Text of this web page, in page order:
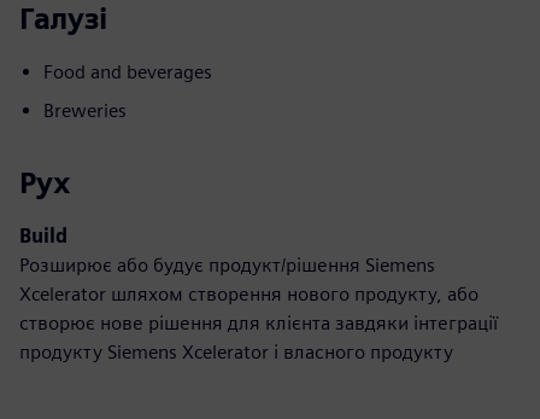
Галузі
Food and beverages
Breweries
Рух
Build
Розширює або будує продукт/рішення Siemens
Xcelerator шляхом створення нового продукту, або
створює нове рішення для клієнта завдяки інтеграції
продукту Siemens Xcelerator і власного продукту